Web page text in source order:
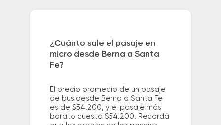
¿Cuánto sale el pasaje en
micro desde Berna a Santa
Fe?
El precio promedio de un pasaje
de bus desde Berna a Santa Fe
es de $54.200, y el pasaje más
barato cuesta $54.200. Recordá